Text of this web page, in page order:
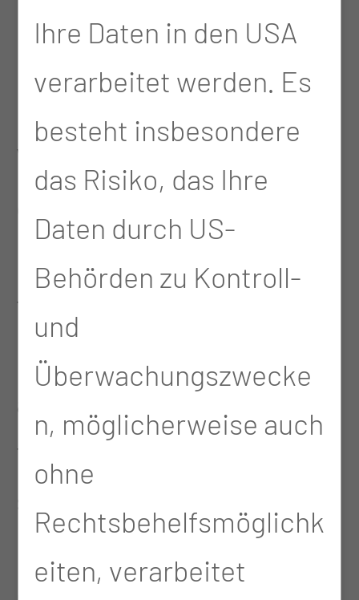
Vorarbeitern, zwischen
fordernde Tätigkeit.
Langeweile kommt keine
auf, man hat immer was zu
tun. Was ich besonders
mal mit den Patienten zu
Ihre Daten in den USA
verarbeitet werden. Es
besteht insbesondere
das Risiko, das Ihre
Daten durch US-
Behörden zu Kontroll-
und
Überwachungszwecke
n, möglicherweise auch
ohne
Rechtsbehelfsmöglichk
eiten, verarbeitet